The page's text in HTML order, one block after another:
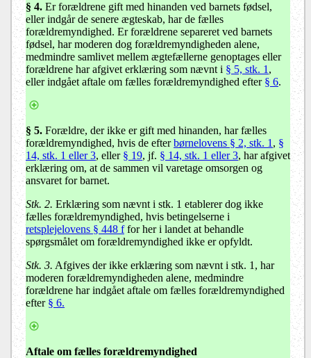
§ 4. Er forældrene gift med hinanden ved barnets fødsel,
eller indgår de senere ægteskab, har de fælles
forældremyndighed. Er forældrene separeret ved barnets
fødsel, har moderen dog forældremyndigheden alene,
medmindre samlivet mellem ægtefællerne genoptages eller
forældrene har afgivet erklæring som nævnt i § 5, stk. 1,
eller indgået aftale om fælles forældremyndighed efter § 6.
§ 5. Forældre, der ikke er gift med hinanden, har fælles
forældremyndighed, hvis de efterbørnelovens § 2, stk. 1, §
14, stk. 1 eller 3, eller § 19, jf. § 14, stk. 1 eller 3, har afgivet
erklæring om, at de sammen vil varetage omsorgen og
ansvaret for barnet.
Stk. 2. Erklæring som nævnt i stk. 1 etablerer dog ikke
fælles forældremyndighed, hvis betingelserne i
retsplejelovens § 448 ffor her i landet at behandle
spørgsmålet om forældremyndighed ikke er opfyldt.
Stk. 3. Afgives der ikke erklæring som nævnt i stk. 1, har
moderen forældremyndigheden alene, medmindre
forældrene har indgået aftale om fælles forældremyndighed
efter § 6.
Aftale om fælles forældremyndighed